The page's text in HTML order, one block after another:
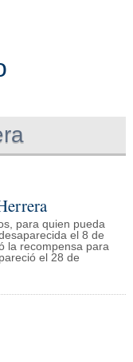
para quien pueda
el 8 de
la recompensa para
el 28 de